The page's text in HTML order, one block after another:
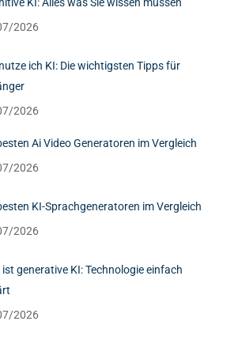
2026
ich KI: Die wichtigsten Tipps für
2026
Ai Video Generatoren im Vergleich
2026
KI-Sprachgeneratoren im Vergleich
2026
ist generative KI: Technologie einfach
2026